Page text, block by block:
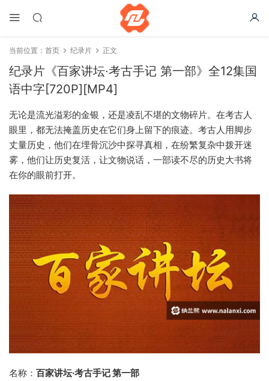
当前位置： 首页 纪录片 正文
纪录片《百家讲坛·考古手记 第一部》全12集国
语中字[720P][MP4]
无论是流光溢彩的金银，还是凌乱不堪的文物碎片。在考古人
眼里，都无法掩盖历史在它们身上留下的痕迹。考古人用脚步
丈量历史，他们在埋骨沉沙中探寻真相，在纷繁复杂中拨开迷
雾，他们让历史复活，让文物说话，一部读不尽的历史大书将
在你的眼前打开。
名称： 百家讲坛·考古手记 第一部